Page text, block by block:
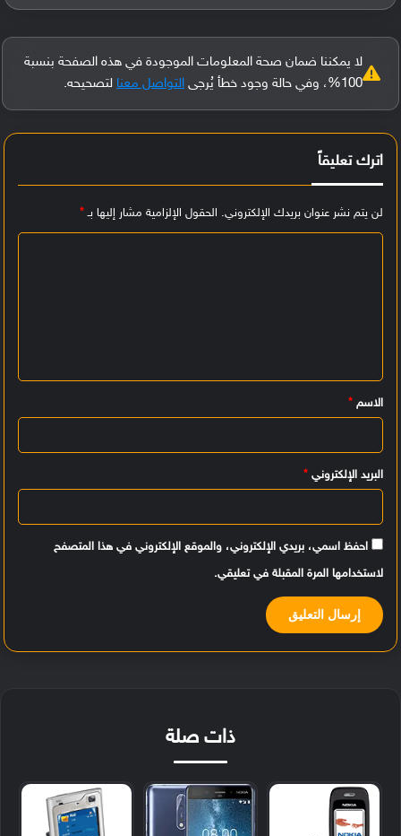
لا يمكننا ضمان صحة المعلومات الموجودة في هذه الصفحة بنسبة
100%، وفي حالة وجود خطأ يُرجى
التواصل معنا لتصحيحه.
اترك تعليقاً
لن يتم نشر عنوان بريدك الإلكتروني. الحقول الإلزامية مشار إليها بـ*
ي
ق
الاسم *
البريد الإلكتروني *
احفظ اسمي، بريدي الإلكتروني، والموقع الإلكتروني في هذا المتصفح
لاستخدامها المرة المقبلة في تعليقي.
ذات صلة